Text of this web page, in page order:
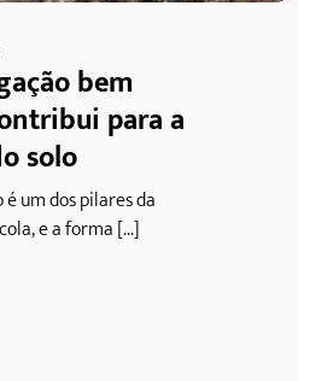
bem
para a
solo
um dos pilares da
e a forma [...]